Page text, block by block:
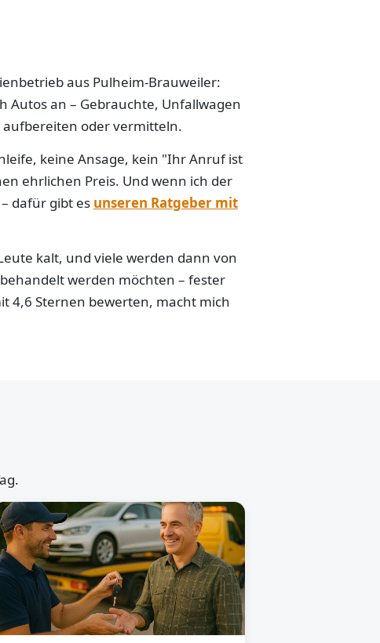
aus Pulheim-Brauweiler:
Autos an – Gebrauchte, Unfallwagen
aufbereiten oder vermitteln.
keine Ansage, kein "Ihr Anruf ist
ehrlichen Preis. Und wenn ich der
dafür gibt es unseren Ratgeber mit
kalt, und viele werden dann von
werden möchten – fester
4,6 Sternen bewerten, macht mich